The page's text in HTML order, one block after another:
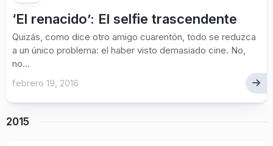
‘El renacido’: El selfie trascendente
Quizás, como dice otro amigo cuarentón, todo se reduzca
a un único problema: el haber visto demasiado cine. No,
no...
febrero 19, 2016
2015